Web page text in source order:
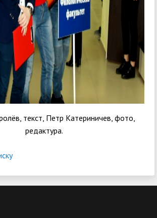
текст, Петр Катериничев, фото,
редактура.